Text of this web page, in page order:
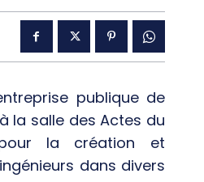
publique de
la salle des Actes du
pour la création et
dans divers